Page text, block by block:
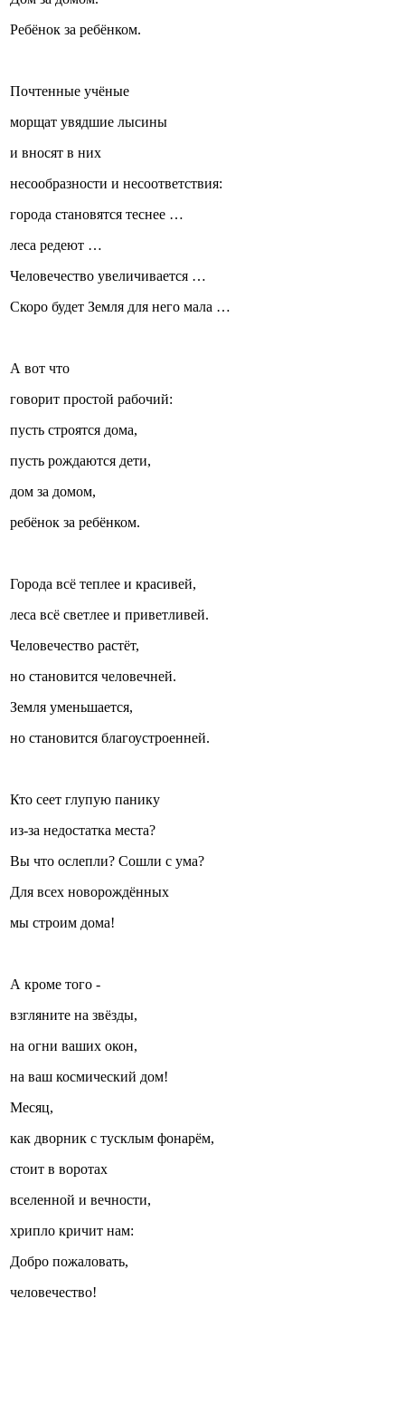
Ребёнок за ребёнком.
Почтенные учёные
морщат увядшие лысины
и вносят в них
несообразности и несоответствия:
города становятся теснее …
леса редеют …
Человечество увеличивается …
Скоро будет Земля для него мала …
А вот что
говорит простой рабочий:
пусть строятся дома,
пусть рождаются дети,
дом за домом,
ребёнок за ребёнком.
Города всё теплее и красивей,
леса всё светлее и приветливей.
Человечество растёт,
но становится человечней.
Земля уменьшается,
но становится благоустроенней.
Кто сеет глупую панику
из-за недостатка места?
Вы что ослепли? Сошли с ума?
Для всех новорождённых
мы строим дома!
А кроме того -
взгляните на звёзды,
на огни ваших окон,
на ваш космический дом!
Месяц,
как дворник с тусклым фонарём,
стоит в воротах
вселенной и вечности,
хрипло кричит нам:
Добро пожаловать,
человечество!